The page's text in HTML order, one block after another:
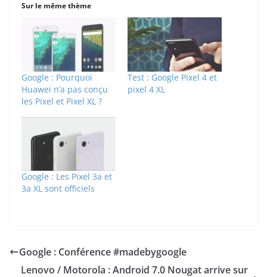
Sur le même thème
Google : Pourquoi
Huawei n’a pas conçu
les Pixel et Pixel XL ?
Test : Google Pixel 4 et
pixel 4 XL
Google : Les Pixel 3a et
3a XL sont officiels
Google : Conférence #madebygoogle
Lenovo / Motorola : Android 7.0 Nougat arrive sur